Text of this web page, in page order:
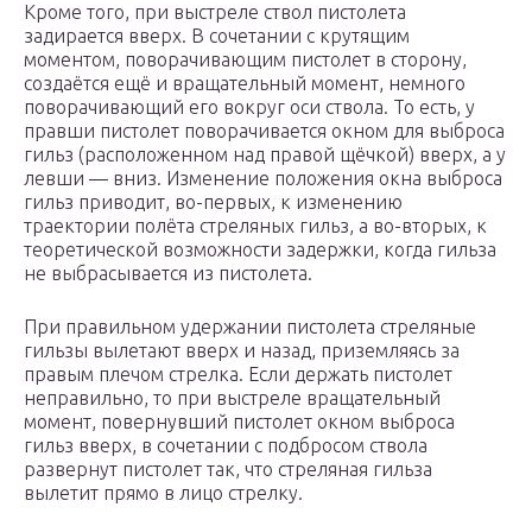
Кроме того, при выстреле ствол пистолета
задирается вверх. В сочетании с крутящим
моментом, поворачивающим пистолет в сторону,
создаётся ещё и вращательный момент, немного
поворачивающий его вокруг оси ствола. То есть, у
правши пистолет поворачивается окном для выброса
гильз (расположенном над правой щёчкой) вверх, а у
левши — вниз. Изменение положения окна выброса
гильз приводит, во-первых, к изменению
траектории полёта стреляных гильз, а во-вторых, к
теоретической возможности задержки, когда гильза
не выбрасывается из пистолета.
При правильном удержании пистолета стреляные
гильзы вылетают вверх и назад, приземляясь за
правым плечом стрелка. Если держать пистолет
неправильно, то при выстреле вращательный
момент, повернувший пистолет окном выброса
гильз вверх, в сочетании с подбросом ствола
развернут пистолет так, что стреляная гильза
вылетит прямо в лицо стрелку.